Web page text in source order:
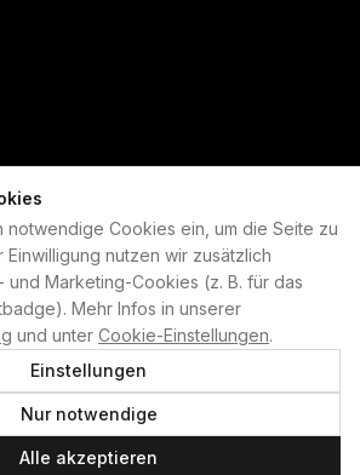
notwendige Cookies ein, um die Seite zu
nutzen wir zusätzlich
und Marketing-Cookies (z. B. für das
Mehr Infos in unserer
und unter Cookie-Einstellungen.
Einstellungen
Nur notwendige
Alle akzeptieren
Plan B. Alle Rechte vorbehalten.